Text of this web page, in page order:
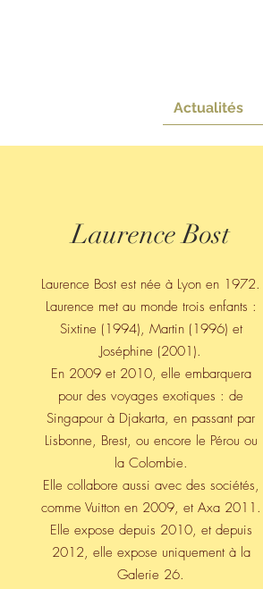
Actualités
Laurence Bost
Laurence Bost est née à Lyon en 1972.
Laurence met au monde trois enfants :
Sixtine (1994), Martin (1996) et
Joséphine (2001).
En 2009 et 2010, elle embarquera
pour des voyages exotiques : de
Singapour à Djakarta, en passant par
Lisbonne, Brest, ou encore le Pérou ou
la Colombie.
Elle collabore aussi avec des sociétés,
comme Vuitton en 2009, et Axa 2011.
Elle expose depuis 2010, et depuis
2012, elle expose uniquement à la
Galerie 26.